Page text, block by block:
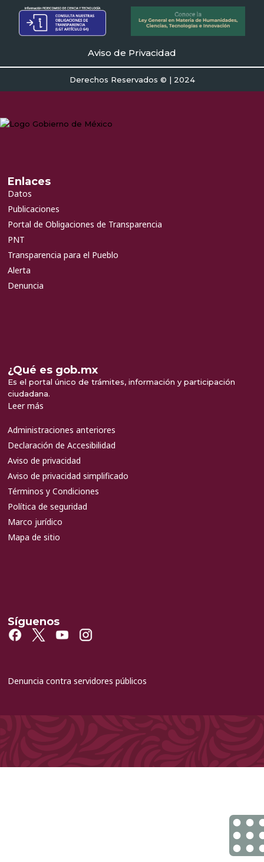
Aviso de Privacidad
Derechos Reservados © | 2024
Enlaces
Datos
Publicaciones
Portal de Obligaciones de Transparencia
PNT
Transparencia para el Pueblo
Alerta
Denuncia
¿Qué es gob.mx
Es el portal único de trámites, información y participación
ciudadana.
Leer más
Administraciones anteriores
Declaración de Accesibilidad
Aviso de privacidad
Aviso de privacidad simplificado
Términos y Condiciones
Política de seguridad
Marco jurídico
Mapa de sitio
Síguenos
Denuncia contra servidores públicos